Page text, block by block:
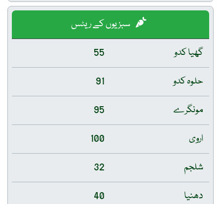
سبزیوں کے ریٹس
گھیا کدو
55
حلوہ کدو
91
مونگرے
95
اروی
100
شلجم
32
دھنیا
40